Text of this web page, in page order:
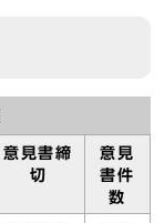
意見書締
切
意見
書件
数